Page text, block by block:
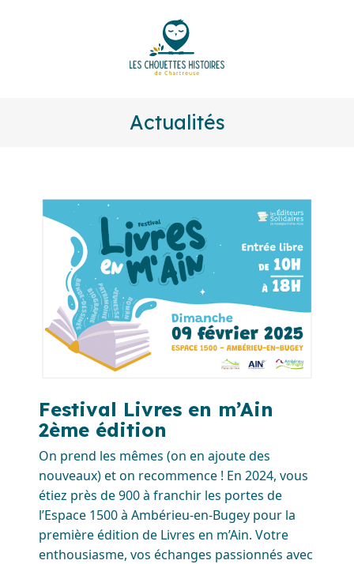
Actualités
Festival Livres en m’Ain
2ème édition
On prend les mêmes (on en ajoute des
nouveaux) et on recommence ! En 2024, vous
étiez près de 900 à franchir les portes de
l’Espace 1500 à Ambérieu-en-Bugey pour la
première édition de Livres en m’Ain. Votre
enthousiasme, vos échanges passionnés avec